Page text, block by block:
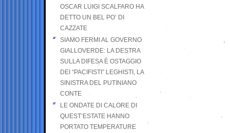
OSCAR LUIGI SCALFARO HA
DETTO UN BEL PO’ DI
CAZZATE
SIAMO FERMI AL GOVERNO
GIALLOVERDE: LA DESTRA
SULLA DIFESA È OSTAGGIO
DEI “PACIFISTI” LEGHISTI, LA
SINISTRA DEL PUTINIANO
CONTE
LE ONDATE DI CALORE DI
QUEST’ESTATE HANNO
PORTATO TEMPERATURE